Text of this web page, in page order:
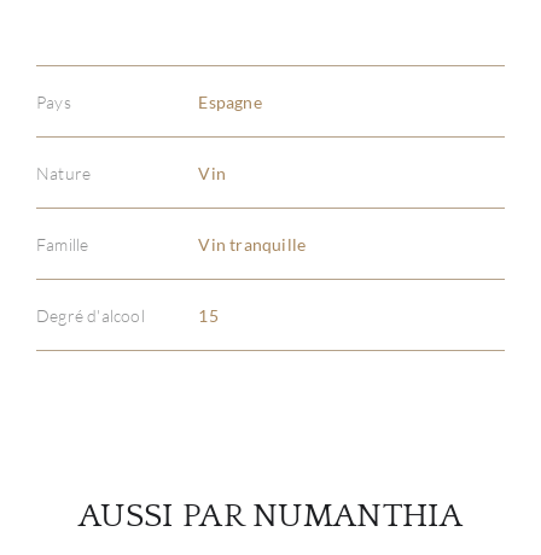
Pays Espagne
Nature Vin
Famille Vin tranquille
Degré d'alcool 15
AUSSI PAR NUMANTHIA